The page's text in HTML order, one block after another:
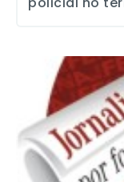
Executiva da